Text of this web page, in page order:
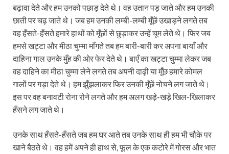
बढ़ावा देते और हम उनको पछाड़ देते थे। वह उतान पड़ जाते और हम उनकी
छाती पर चढ़ जाते थे। जब हम उनकी लम्बी-लम्बी मूँछें उखाड़ने लगते तब
वह हँसते-हँसते हमारे हाथों को मूँछों से छुड़ाकर उन्हें चूम लेते थे। फिर जब
हमसे खट्टा और मीठा चुम्मा माँगते तब हम बारी-बारी कर अपना बायाँ और
दाहिना गाल उनके मुँह की ओर फेर देते थे। बाएँ का खट्टा चुम्मा लेकर जब
वह दाहिने का मीठा चुम्मा लेने लगते तब अपनी दाढ़ी या मूँछ हमारे कोमल
गालों पर गड़ा देते थे। हम झुँझलाकर फिर उनकी मूँछें नोचने लग जाते थे।
इस पर वह बनावटी रोना रोने लगते और हम अलग खड़े-खड़े खिल-खिलाकर
हँसने लग जाते थे।
उनके साथ हँसते-हँसते जब हम घर आते तब उनके साथ ही हम भी चौके पर
खाने बैठते थे। वह हमें अपने ही हाथ से, फूल के एक कटोरे में गोरस और भात